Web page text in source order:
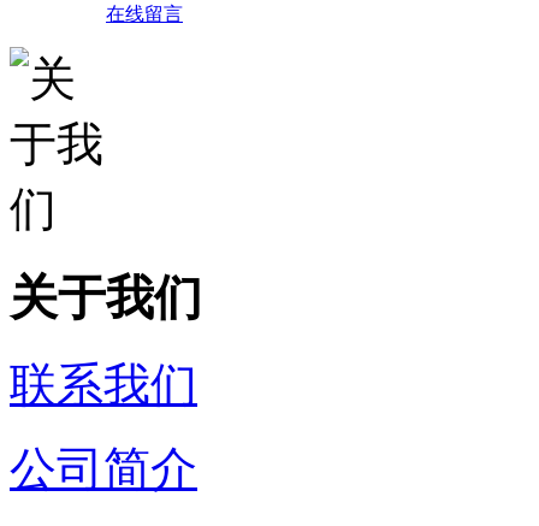
在线留言
关于我们
联系我们
公司简介